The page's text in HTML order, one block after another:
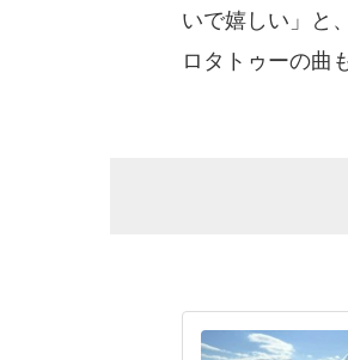
いで嬉しい」と
ロタトゥーの曲